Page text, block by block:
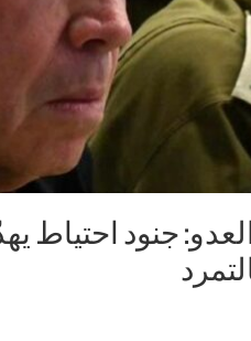
جنود احتياط